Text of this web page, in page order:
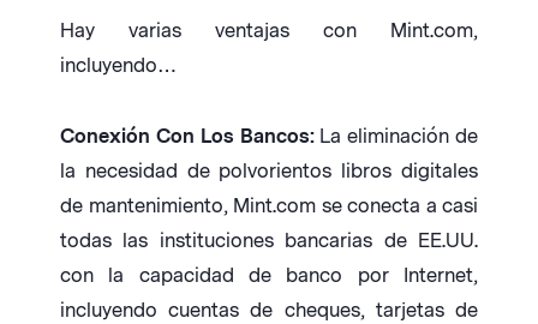
Hay varias ventajas con Mint.com,
incluyendo…
Conexión Con Los Bancos:La eliminación de
la necesidad de polvorientos libros digitales
de mantenimiento, Mint.com se conecta a casi
todas las instituciones bancarias de EE.UU.
con la capacidad de banco por Internet,
incluyendo cuentas de cheques, tarjetas de